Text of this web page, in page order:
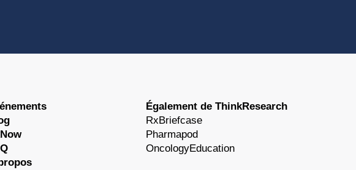
Également de ThinkResearch
RxBriefcase
Pharmapod
OncologyEducation